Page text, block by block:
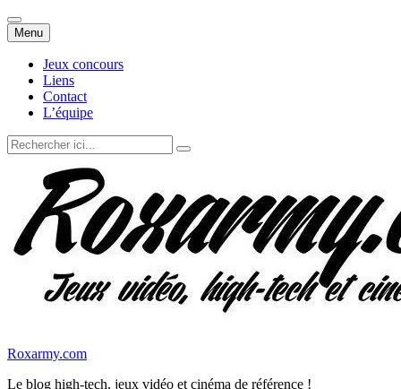
Menu Aller
au
contenu
Jeux concours
Liens
Contact
L’équipe
Recherche
pour
Roxarmy.com
Le blog high-tech, jeux vidéo et cinéma de référence !